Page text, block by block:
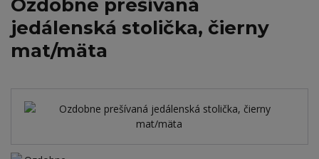
Ozdobne prešívaná
jedálenská stolička, čierny
mat/mäta